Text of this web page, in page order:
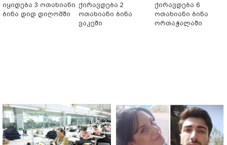
იყიდება 3 ოთახიანი
ბინა დიდ დიღომში
ქირავდება 2
ოთახიანი ბინა
ვაკეში
ქირავდება 6
ოთახიანი ბინა
ორთაჭალაში